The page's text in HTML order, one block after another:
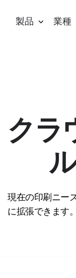
製品 業種
クラ
現在の印刷ニー
に拡張できます